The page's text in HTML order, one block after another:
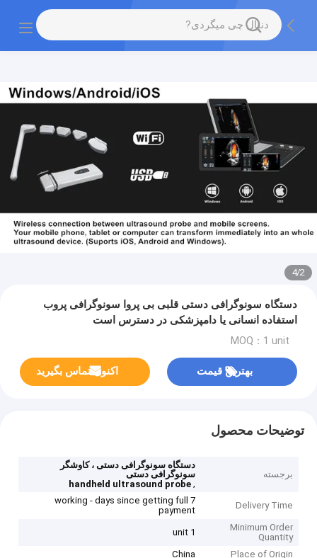
2
/
4
دستگاه سونوگرافی دستی قلبی بی پروا سونوگرافی پروب
استفاده انسانی یا دامپزشکی در دسترس است
MOQ：1 unit
بهترین قیمت اکنون تماس بگیرید
توضیحات محصول
برجسته
دستگاه سونوگرافی دستی ، کاوشگر
سونوگرافی دستی
,
handheld ultrasound probe
Delivery Time
7 working - days since getting full
payment
Minimum Order
Quantity
1 unit
Place of Origin
China